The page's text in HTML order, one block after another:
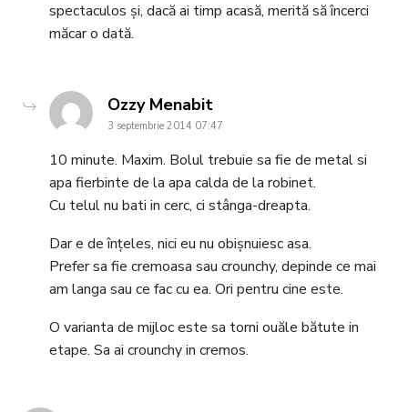
spectaculos și, dacă ai timp acasă, merită să încerci
măcar o dată.
Ozzy Menabitsays:
3 septembrie 2014 07:47
10 minute. Maxim. Bolul trebuie sa fie de metal si
apa fierbinte de la apa calda de la robinet.
Cu telul nu bati in cerc, ci stânga-dreapta.
Dar e de înțeles, nici eu nu obișnuiesc asa.
Prefer sa fie cremoasa sau crounchy, depinde ce mai
am langa sau ce fac cu ea. Ori pentru cine este.
O varianta de mijloc este sa torni ouăle bătute in
etape. Sa ai crounchy in cremos.